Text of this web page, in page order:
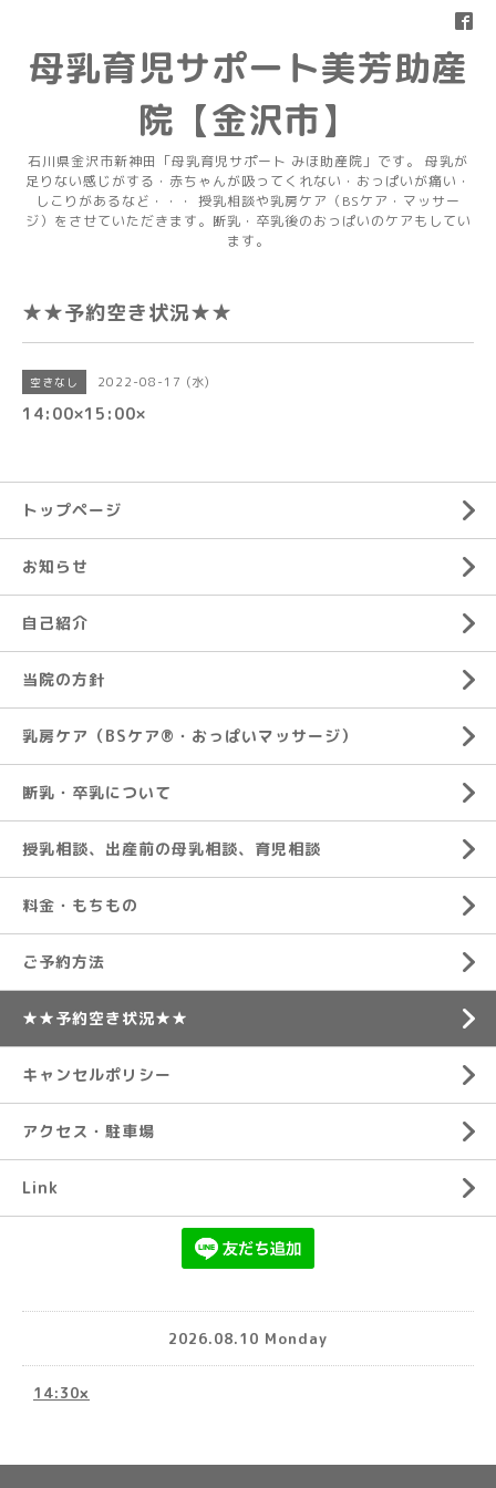
母乳育児サポート美芳助産
院【金沢市】
石川県金沢市新神田「母乳育児サポート みほ助産院」です。 母乳が
足りない感じがする・赤ちゃんが吸ってくれない・おっぱいが痛い・
しこりがあるなど・・・ 授乳相談や乳房ケア（BSケア・マッサー
ジ）をさせていただきます。断乳・卒乳後のおっぱいのケアもしてい
ます。
★★予約空き状況★★
空きなし 2022-08-17 (水)
14:00×15:00×
トップページ
お知らせ
自己紹介
当院の方針
乳房ケア（BSケア®︎・おっぱいマッサージ）
断乳・卒乳について
授乳相談、出産前の母乳相談、育児相談
料金・もちもの
ご予約方法
★★予約空き状況★★
キャンセルポリシー
アクセス・駐車場
Link
2026.08.10 Monday
14:30×